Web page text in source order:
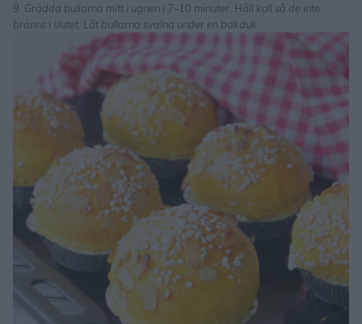
9. Grädda bullarna mitt i ugnen i 7–10 minuter. Håll koll så de inte
bränns i slutet. Låt bullarna svalna under en bakduk.